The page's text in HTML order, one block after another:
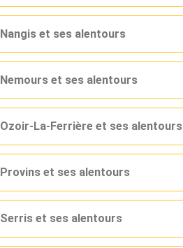
Nangis et ses alentours
Nemours et ses alentours
Ozoir-La-Ferrière et ses alentours
Provins et ses alentours
Serris et ses alentours